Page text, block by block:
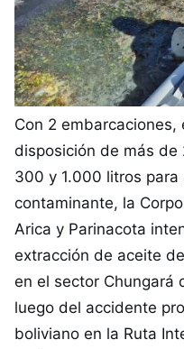
Con 2
disposición de más
300 y 1.000 litros para
contaminante, la
Arica y Parinacota
extracción de aceite
en el sector Chungará
luego del accidente
boliviano en la Ruta